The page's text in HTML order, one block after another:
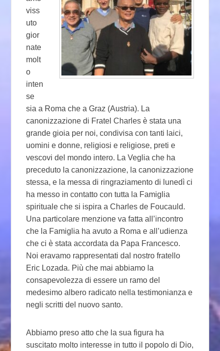
viss
uto
gior
nate
molt
o
inten
se
sia a Roma che a Graz (Austria). La
canonizzazione di Fratel Charles è stata una
grande gioia per noi, condivisa con tanti laici,
uomini e donne, religiosi e religiose, preti e
vescovi del mondo intero. La Veglia che ha
preceduto la canonizzazione, la canonizzazione
stessa, e la messa di ringraziamento di lunedì ci
ha messo in contatto con tutta la Famiglia
spirituale che si ispira a Charles de Foucauld.
Una particolare menzione va fatta all’incontro
che la Famiglia ha avuto a Roma e all’udienza
che ci è stata accordata da Papa Francesco.
Noi eravamo rappresentati dal nostro fratello
Eric Lozada. Più che mai abbiamo la
consapevolezza di essere un ramo del
medesimo albero radicato nella testimonianza e
negli scritti del nuovo santo.
Abbiamo preso atto che la sua figura ha
suscitato molto interesse in tutto il popolo di Dio,